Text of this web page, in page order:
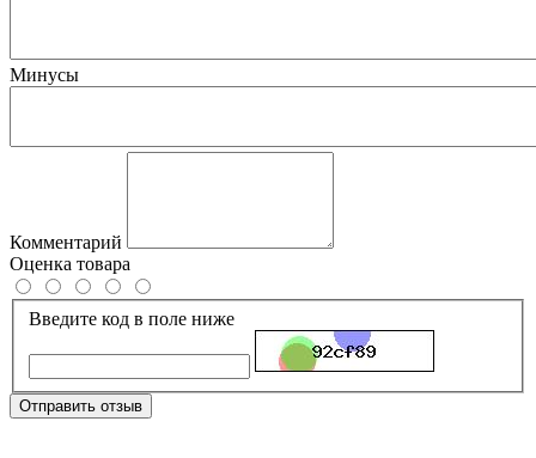
Минусы
Комментарий
Оценка товара
Введите код в поле ниже
Отправить отзыв